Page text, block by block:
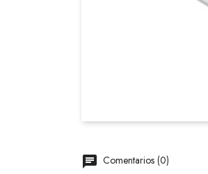
Comentarios (0)